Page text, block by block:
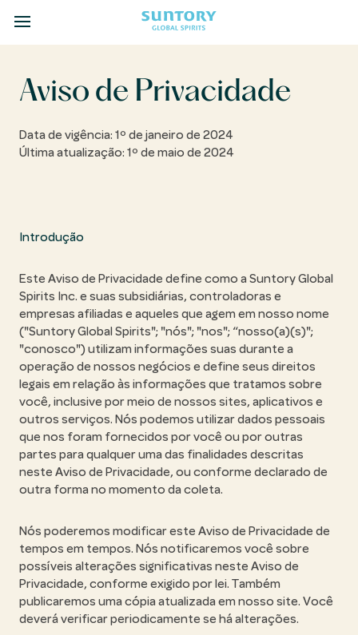
content
MENU
Aviso de Privacidade
Data de vigência: 1º de janeiro de 2024
Última atualização: 1º de maio de 2024
Introdução
Este Aviso de Privacidade define como a Suntory Global
Spirits Inc. e suas subsidiárias, controladoras e
empresas afiliadas e aqueles que agem em nosso nome
("Suntory Global Spirits"; "nós"; "nos"; “nosso(a)(s)";
"conosco") utilizam informações suas durante a
operação de nossos negócios e define seus direitos
legais em relação às informações que tratamos sobre
você, inclusive por meio de nossos sites, aplicativos e
outros serviços. Nós podemos utilizar dados pessoais
que nos foram fornecidos por você ou por outras
partes para qualquer uma das finalidades descritas
neste Aviso de Privacidade, ou conforme declarado de
outra forma no momento da coleta.
Nós poderemos modificar este Aviso de Privacidade de
tempos em tempos. Nós notificaremos você sobre
possíveis alterações significativas neste Aviso de
Privacidade, conforme exigido por lei. Também
publicaremos uma cópia atualizada em nosso site. Você
deverá verificar periodicamente se há alterações.